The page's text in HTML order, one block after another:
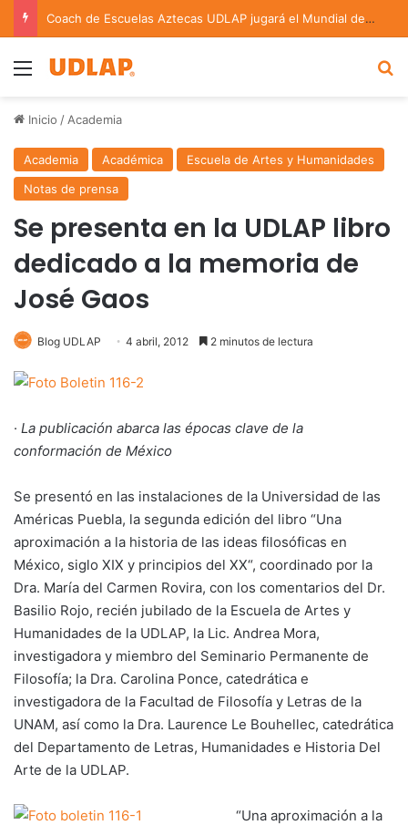
Coach de Escuelas Aztecas UDLAP jugará el Mundial de Flag Football en Alemania
Menu
Inicio / Academia
Academia Académica
Escuela de Artes y Humanidades
Notas de prensa
Se presenta en la UDLAP libro
dedicado a la memoria de
José Gaos
Blog UDLAP 4 abril, 2012 2 minutos de lectura
· La publicación abarca las épocas clave de la
conformación de México
Se presentó en las instalaciones de la Universidad de las
Américas Puebla, la segunda edición del libro “Una
aproximación a la historia de las ideas filosóficas en
México, siglo XIX y principios del XX“, coordinado por la
Dra. María del Carmen Rovira, con los comentarios del Dr.
Basilio Rojo, recién jubilado de la Escuela de Artes y
Humanidades de la UDLAP, la Lic. Andrea Mora,
investigadora y miembro del Seminario Permanente de
Filosofía; la Dra. Carolina Ponce, catedrática e
investigadora de la Facultad de Filosofía y Letras de la
UNAM, así como la Dra. Laurence Le Bouhellec, catedrática
del Departamento de Letras, Humanidades e Historia Del
Arte de la UDLAP.
“Una aproximación a la